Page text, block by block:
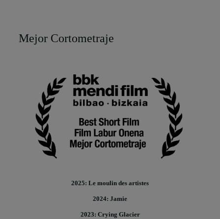
Mejor Cortometraje
2025: Le moulin des artistes
2024: Jamie
2023: Crying Glacier